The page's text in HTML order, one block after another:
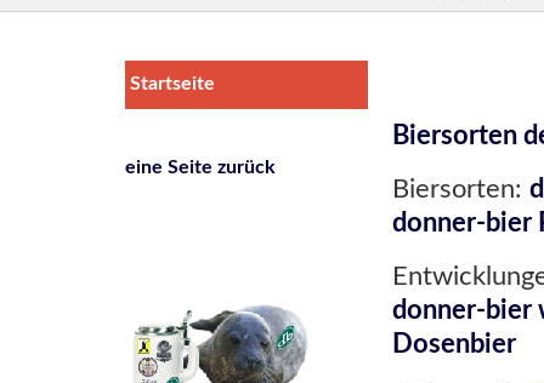
Startseite
eine Seite zurück
Biersorten
Biersorten:
donner-bier
donner-bier
Dosenbier